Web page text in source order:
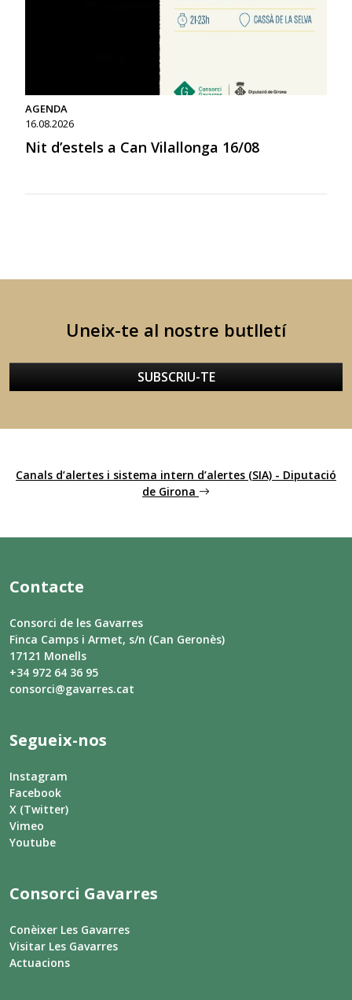
AGENDA
16.08.2026
Nit d’estels a Can Vilallonga 16/08
Uneix-te al nostre butlletí
SUBSCRIU-TE
Canals d’alertes i sistema intern d’alertes (SIA) - Diputació
de Girona
Contacte
Consorci de les Gavarres
Finca Camps i Armet, s/n (Can Geronès)
17121 Monells
+34 972 64 36 95
consorci@gavarres.cat
Segueix-nos
Instagram
Facebook
X (Twitter)
Vimeo
Youtube
Consorci Gavarres
Conèixer Les Gavarres
Visitar Les Gavarres
Actuacions